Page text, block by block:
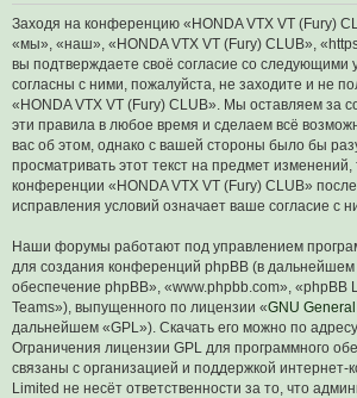
Заходя на конференцию «HONDA VTX VT (Fury)
«мы», «наш», «HONDA VTX VT (Fury) CLUB»,
вы подтверждаете своё согласие со следующими
согласны с ними, пожалуйста, не заходите и не
«HONDA VTX VT (Fury) CLUB». Мы оставляем за
эти правила в любое время и сделаем всё
вас об этом, однако с вашей стороны было бы
просматривать этот текст на предмет изменений,
конференции «HONDA VTX VT (Fury) CLUB»
исправления условий означает ваше согласие с
Наши форумы работают под управлением
для создания конференций phpBB (в
обеспечение phpBB», «www.phpbb.com», «phpBB
Teams»), выпущенного по лицензии «GNU
дальнейшем «GPL»). Скачать его можно по адресу
Ограничения лицензии GPL для программного
связаны с организацией и поддержкой
Limited не несёт ответственности за то, что